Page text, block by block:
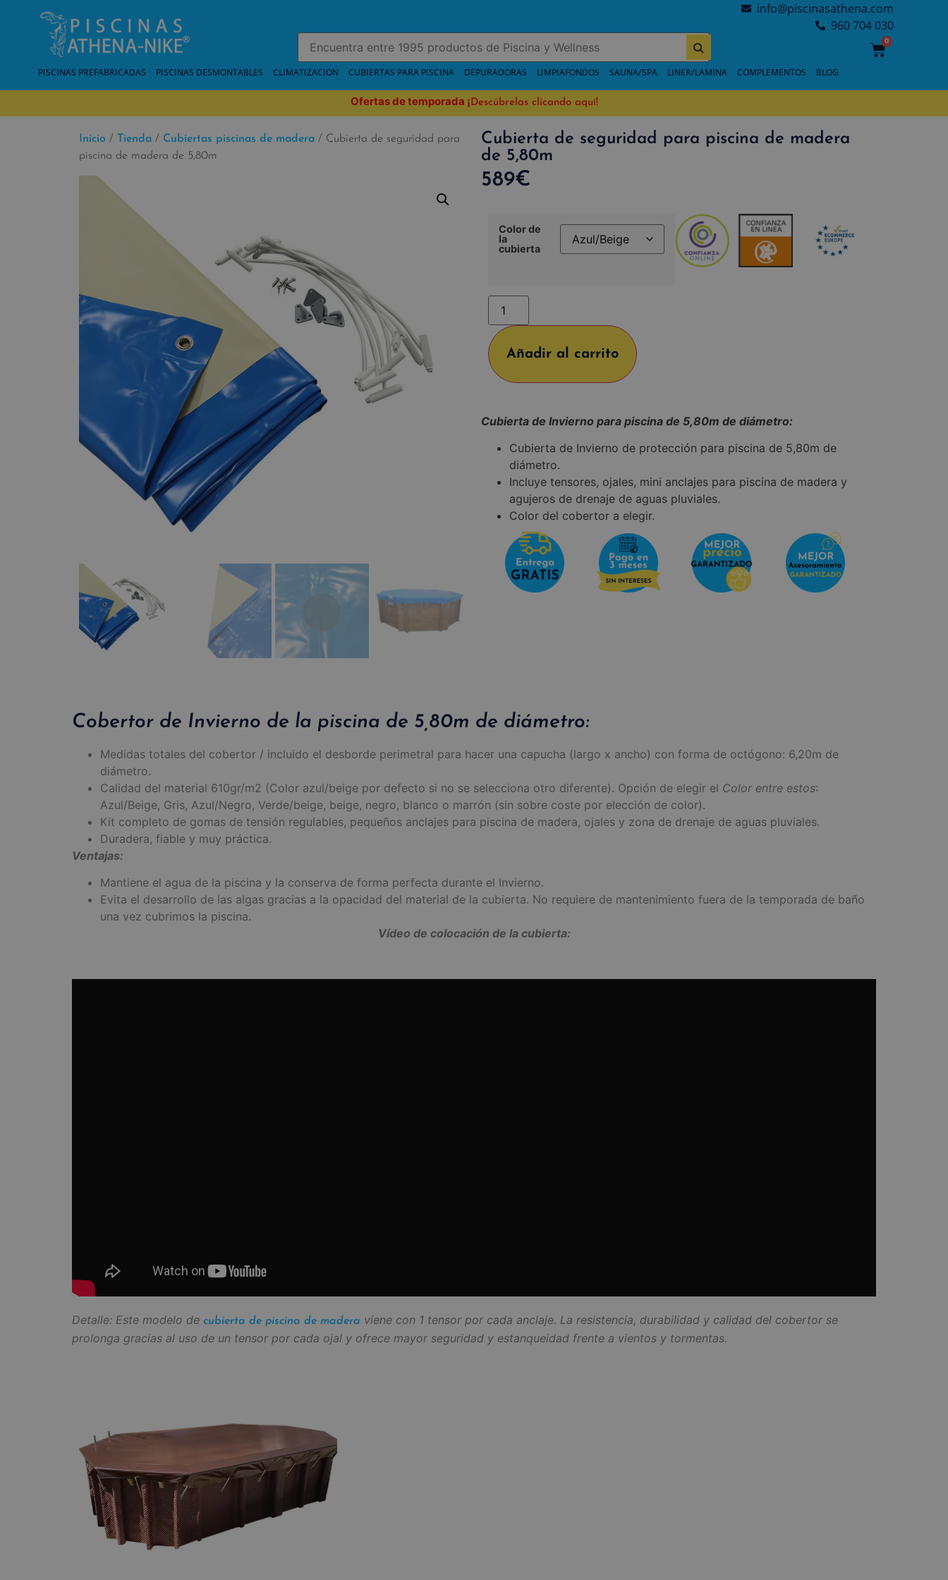
info@piscinasathena.com
960 704 030
0
PISCINAS PREFABRICADAS PISCINAS DESMONTABLES CLIMATIZACION CUBIERTAS PARA PISCINA DEPURADORAS LIMPIAFONDOS SAUNA/SPA LINER/LAMINA COMPLEMENTOS BLOG
Ofertas de temporada ¡ Descúbrelas clicando aquí!
Inicio / Tienda / Cubiertas piscinas de madera / Cubierta de seguridad para
piscina de madera de 5,80m
Cubierta de seguridad para piscina de madera
de 5,80m
589€
Color de
la
cubierta
Añadir al carrito
Cubierta de Invierno para piscina de 5,80m de diámetro:
Cubierta de Invierno de protección para piscina de 5,80m de
diámetro.
Incluye tensores, ojales, mini anclajes para piscina de madera y
agujeros de drenaje de aguas pluviales.
Color del cobertor a elegir.
Cobertor de Invierno de la piscina de 5,80m de diámetro:
Medidas totales del cobertor / incluido el desborde perimetral para hacer una capucha (largo x ancho) con forma de octógono: 6,20m de
diámetro.
Calidad del material 610gr/m2 (Color azul/beige por defecto si no se selecciona otro diferente). Opción de elegir el Color entre estos:
Azul/Beige, Gris, Azul/Negro, Verde/beige, beige, negro, blanco o marrón (sin sobre coste por elección de color).
Kit completo de gomas de tensión regulables, pequeños anclajes para piscina de madera, ojales y zona de drenaje de aguas pluviales.
Duradera, fiable y muy práctica.
Ventajas:
Mantiene el agua de la piscina y la conserva de forma perfecta durante el Invierno.
Evita el desarrollo de las algas gracias a la opacidad del material de la cubierta. No requiere de mantenimiento fuera de la temporada de baño
una vez cubrimos la piscina.
Vídeo de colocación de la cubierta:
Detalle: Este modelo de cubierta de piscina de madera viene con 1 tensor por cada anclaje. La resistencia, durabilidad y calidad del cobertor se
prolonga gracias al uso de un tensor por cada ojal y ofrece mayor seguridad y estanqueidad frente a vientos y tormentas.